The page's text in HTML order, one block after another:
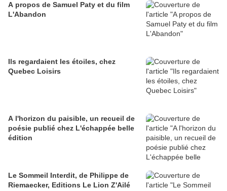
A propos de Samuel Paty et du film
L'Abandon
Ils regardaient les étoiles, chez
Quebec Loisirs
A l'horizon du paisible, un recueil de
poésie publié chez L'échappée belle
édition
Le Sommeil Interdit, de Philippe de
Riemaecker, Editions Le Lion Z'Ailé